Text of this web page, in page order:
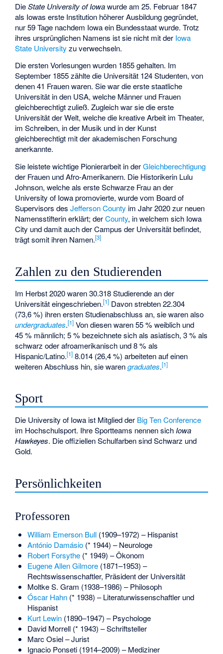
DieState University of Iowawurde am 25. Februar 1847
als Iowas erste Institution höherer Ausbildung gegründet,
nur 59 Tage nachdem Iowa ein Bundesstaat wurde. Trotz
ihres ursprünglichen Namens ist sie nicht mit der Iowa
State University zu verwechseln.
Die ersten Vorlesungen wurden 1855 gehalten. Im
September 1855 zählte die Universität 124 Studenten, von
denen 41 Frauen waren. Sie war die erste staatliche
Universität in den USA, welche Männer und Frauen
gleichberechtigt zuließ. Zugleich war sie die erste
Universität der Welt, welche die kreative Arbeit im Theater,
im Schreiben, in der Musik und in der Kunst
gleichberechtigt mit der akademischen Forschung
anerkannte.
Sie leistete wichtige Pionierarbeit in derGleichberechtigung
der Frauen und Afro-Amerikanern. Die Historikerin Lulu
Johnson, welche als erste Schwarze Frau an der
University of Iowa promovierte, wurde vom Board of
Supervisors desJefferson County im Jahr 2020 zur neuen
Namensstifterin erklärt; derCounty, in welchem sich Iowa
City und damit auch der Campus der Universität befindet,
trägt somit ihren Namen.[3]
Zahlen zu den Studierenden
Im Herbst 2020 waren 30.318 Studierende an der
Universität eingeschrieben.[1] Davon strebten 22.304
(73,6 %) ihren ersten Studienabschluss an, sie waren also
undergraduates.[1] Von diesen waren 55 % weiblich und
45 % männlich; 5 % bezeichnete sich als asiatisch, 3 % als
schwarz oder afroamerikanisch und 8 % als
Hispanic/Latino.[1] 8.014 (26,4 %) arbeiteten auf einen
weiteren Abschluss hin, sie warengraduates.[1]
Sport
Die University of Iowa ist Mitglied der Big Ten Conference
im Hochschulsport. Ihre Sportteams nennen sich Iowa
Hawkeyes. Die offiziellen Schulfarben sind Schwarz und
Gold.
Persönlichkeiten
Professoren
William Emerson Bull(1909–1972) – Hispanist
António Damásio(* 1944) – Neurologe
Robert Forsythe(* 1949) – Ökonom
Eugene Allen Gilmore(1871–1953) –
Rechtswissenschaftler, Präsident der Universität
Moltke S. Gram (1938–1986) – Philosoph
Óscar Hahn(* 1938) – Literaturwissenschaftler und
Hispanist
Kurt Lewin(1890–1947) – Psychologe
David Morrell(* 1943) – Schriftsteller
Marc Osiel– Jurist
Ignacio Ponseti(1914–2009) – Mediziner